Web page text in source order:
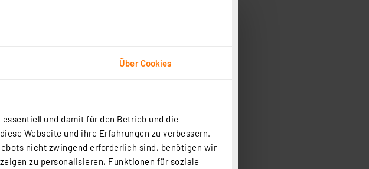
Über Cookies
und damit für den Betrieb und die
Webseite und ihre Erfahrungen zu verbessern.
nicht zwingend erforderlich sind, benötigen wir
zu personalisieren, Funktionen für soziale